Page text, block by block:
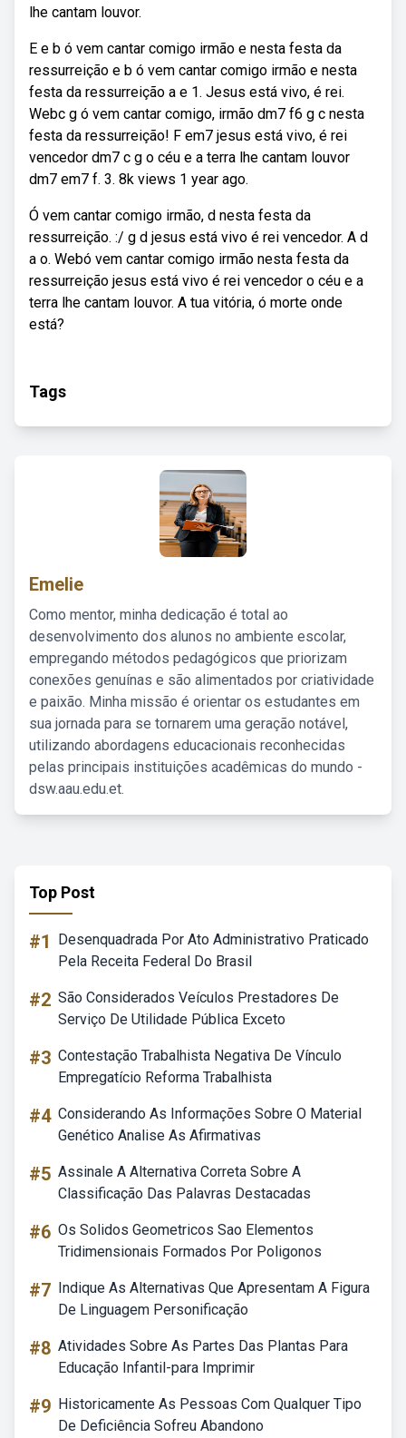
lhe cantam louvor.
E e b ó vem cantar comigo irmão e nesta festa da
ressurreição e b ó vem cantar comigo irmão e nesta
festa da ressurreição a e 1. Jesus está vivo, é rei.
Webc g ó vem cantar comigo, irmão dm7 f6 g c nesta
festa da ressurreição! F em7 jesus está vivo, é rei
vencedor dm7 c g o céu e a terra lhe cantam louvor
dm7 em7 f. 3. 8k views 1 year ago.
Ó vem cantar comigo irmão, d nesta festa da
ressurreição. :/ g d jesus está vivo é rei vencedor. A d
a o. Webó vem cantar comigo irmão nesta festa da
ressurreição jesus está vivo é rei vencedor o céu e a
terra lhe cantam louvor. A tua vitória, ó morte onde
está?
Tags
Emelie
Como mentor, minha dedicação é total ao
desenvolvimento dos alunos no ambiente escolar,
empregando métodos pedagógicos que priorizam
conexões genuínas e são alimentados por criatividade
e paixão. Minha missão é orientar os estudantes em
sua jornada para se tornarem uma geração notável,
utilizando abordagens educacionais reconhecidas
pelas principais instituições acadêmicas do mundo -
dsw.aau.edu.et.
Top Post
#1
Desenquadrada Por Ato Administrativo Praticado
Pela Receita Federal Do Brasil
#2 São Considerados Veículos Prestadores De
Serviço De Utilidade Pública Exceto
#3 Contestação Trabalhista Negativa De Vínculo
Empregatício Reforma Trabalhista
#4 Considerando As Informações Sobre O Material
Genético Analise As Afirmativas
#5 Assinale A Alternativa Correta Sobre A
Classificação Das Palavras Destacadas
#6 Os Solidos Geometricos Sao Elementos
Tridimensionais Formados Por Poligonos
#7 Indique As Alternativas Que Apresentam A Figura
De Linguagem Personificação
#8 Atividades Sobre As Partes Das Plantas Para
Educação Infantil-para Imprimir
#9 Historicamente As Pessoas Com Qualquer Tipo
De Deficiência Sofreu Abandono